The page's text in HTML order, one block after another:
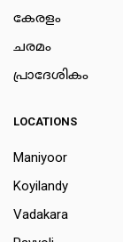
കേരളം
ചരമം
പ്രാദേശികം
LOCATIONS
Maniyoor
Koyilandy
Vadakara